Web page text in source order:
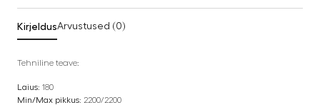
KirjeldusArvustused (0)
Tehniline teave:
Laius: 180
Min/Max pikkus: 2200/2200